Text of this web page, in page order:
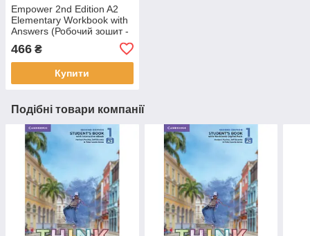
Empower 2nd Edition A2
Elementary Workbook with
Answers (Робочий зошит -
466 ₴
Купити
Подібні товари компанії